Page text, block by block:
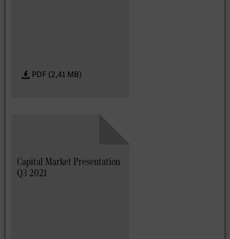
PDF (2,41 MB)
Capital Market Presentation
Q3 2021